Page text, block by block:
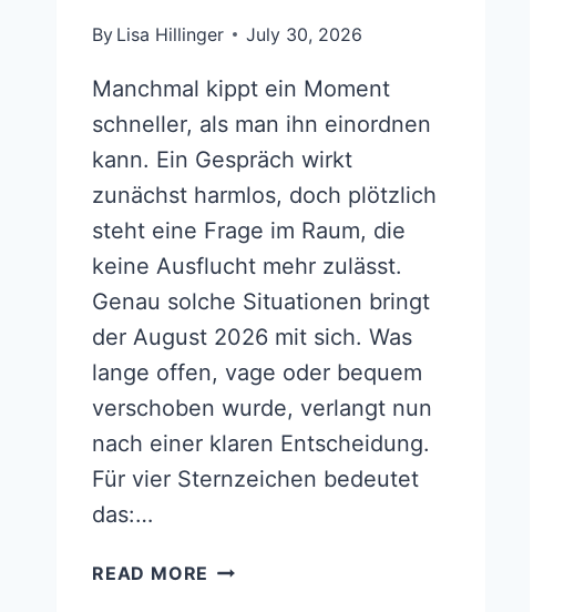
By Lisa Hillinger July 30, 2026
Manchmal kippt ein Moment
schneller, als man ihn einordnen
kann. Ein Gespräch wirkt
zunächst harmlos, doch plötzlich
steht eine Frage im Raum, die
keine Ausflucht mehr zulässt.
Genau solche Situationen bringt
der August 2026 mit sich. Was
lange offen, vage oder bequem
verschoben wurde, verlangt nun
nach einer klaren Entscheidung.
Für vier Sternzeichen bedeutet
das:…
READ MORE FÜR